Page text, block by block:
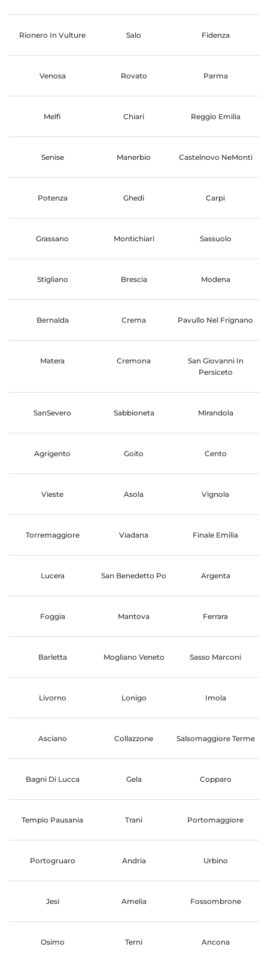
Rionero In Vulture Salo Fidenza
Venosa Rovato Parma
Melfi Chiari Reggio Emilia
Senise Manerbio Castelnovo NeMonti
Potenza Ghedi Carpi
Grassano Montichiari Sassuolo
Stigliano Brescia Modena
Bernalda Crema Pavullo Nel Frignano
Matera Cremona
San Giovanni In
Persiceto
SanSevero Sabbioneta Mirandola
Agrigento Goito Cento
Vieste Asola Vignola
Torremaggiore Viadana Finale Emilia
Lucera San Benedetto Po Argenta
Foggia Mantova Ferrara
Barletta Mogliano Veneto Sasso Marconi
Livorno Lonigo Imola
Asciano Collazzone Salsomaggiore Terme
Bagni Di Lucca Gela Copparo
Tempio Pausania Trani Portomaggiore
Portogruaro Andria Urbino
Jesi Amelia Fossombrone
Osimo Terni Ancona